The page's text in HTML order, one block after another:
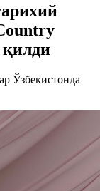
қилди
Ўзбекистонда